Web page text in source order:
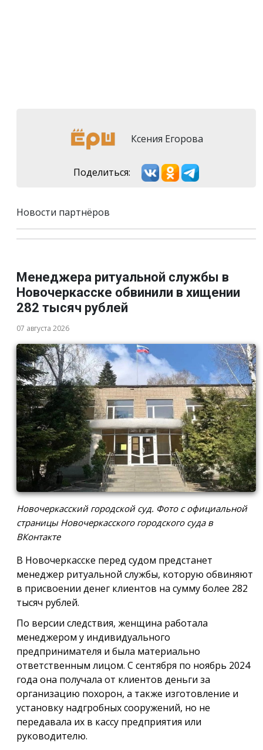
Ксения Егорова
Поделиться:
Новости партнёров
Менеджера ритуальной службы в
Новочеркасске обвинили в хищении
282 тысяч рублей
07 августа 2026
Новочеркасский городской суд. Фото с официальной
страницы Новочеркасского городского суда в
ВКонтакте
В Новочеркасске перед судом предстанет
менеджер ритуальной службы, которую обвиняют
в присвоении денег клиентов на сумму более 282
тысяч рублей.
По версии следствия, женщина работала
менеджером у индивидуального
предпринимателя и была материально
ответственным лицом. С сентября по ноябрь 2024
года она получала от клиентов деньги за
организацию похорон, а также изготовление и
установку надгробных сооружений, но не
передавала их в кассу предприятия или
руководителю.